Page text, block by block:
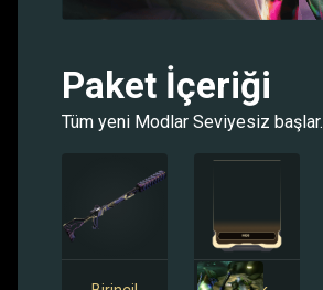
Paket İçeriği
Tüm yeni Modlar Seviyesiz başlar.